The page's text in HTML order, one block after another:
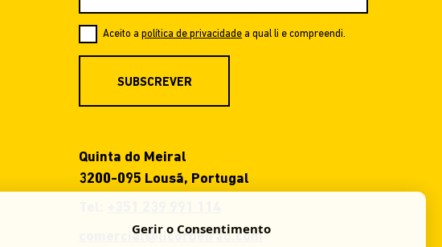
Aceito apolítica de privacidade a qual li e compreendi.
SUBSCREVER
Quinta do Meiral
3200-095 Lousã, Portugal
comercial@licorbeirao.com
Gerir o Consentimento